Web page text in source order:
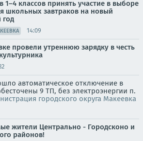
1–4 классов принять участие в выборе
школьных завтраков на новый
год
14:09
провели утреннюю зарядку в честь
автоматическое отключение в
9 ТП, без электроэнергии п.
городского округа Макеевка
жители Центрально - Городсконо и
районов!